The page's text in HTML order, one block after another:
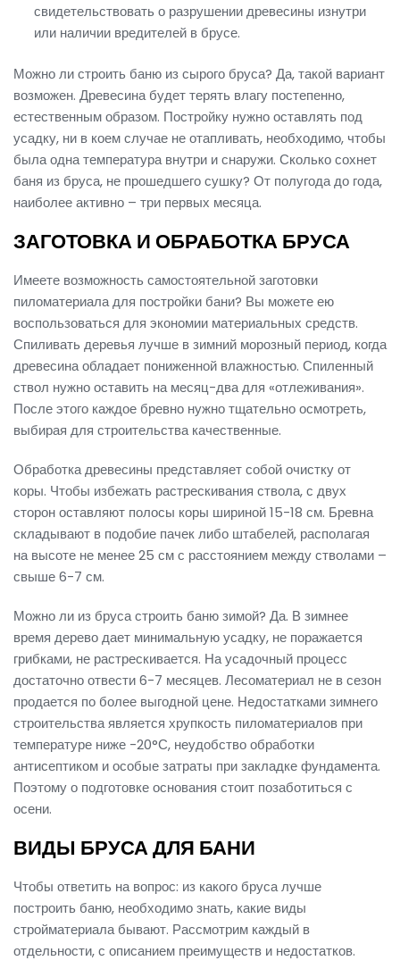
свидетельствовать о разрушении древесины изнутри
или наличии вредителей в брусе.
Можно ли строить баню из сырого бруса? Да, такой вариант
возможен. Древесина будет терять влагу постепенно,
естественным образом. Постройку нужно оставлять под
усадку, ни в коем случае не отапливать, необходимо, чтобы
была одна температура внутри и снаружи. Сколько сохнет
баня из бруса, не прошедшего сушку? От полугода до года,
наиболее активно – три первых месяца.
ЗАГОТОВКА И ОБРАБОТКА БРУСА
Имеете возможность самостоятельной заготовки
пиломатериала для постройки бани? Вы можете ею
воспользоваться для экономии материальных средств.
Спиливать деревья лучше в зимний морозный период, когда
древесина обладает пониженной влажностью. Спиленный
ствол нужно оставить на месяц-два для «отлеживания».
После этого каждое бревно нужно тщательно осмотреть,
выбирая для строительства качественные.
Обработка древесины представляет собой очистку от
коры. Чтобы избежать растрескивания ствола, с двух
сторон оставляют полосы коры шириной 15-18 см. Бревна
складывают в подобие пачек либо штабелей, располагая
на высоте не менее 25 см с расстоянием между стволами –
свыше 6-7 см.
Можно ли из бруса строить баню зимой? Да. В зимнее
время дерево дает минимальную усадку, не поражается
грибками, не растрескивается. На усадочный процесс
достаточно отвести 6-7 месяцев. Лесоматериал не в сезон
продается по более выгодной цене. Недостатками зимнего
строительства является хрупкость пиломатериалов при
температуре ниже -20°С, неудобство обработки
антисептиком и особые затраты при закладке фундамента.
Поэтому о подготовке основания стоит позаботиться с
осени.
ВИДЫ БРУСА ДЛЯ БАНИ
Чтобы ответить на вопрос: из какого бруса лучше
построить баню, необходимо знать, какие виды
стройматериала бывают. Рассмотрим каждый в
отдельности, с описанием преимуществ и недостатков.